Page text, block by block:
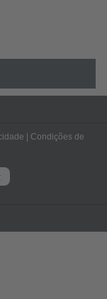
Condições de